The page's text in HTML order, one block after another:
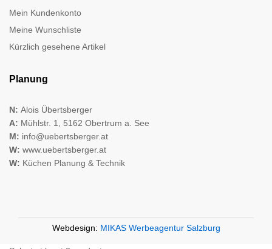
Mein Kundenkonto
Meine Wunschliste
Kürzlich gesehene Artikel
Planung
N: Alois Übertsberger
A: Mühlstr. 1, 5162 Obertrum a. See
M: info@uebertsberger.at
W: www.uebertsberger.at
W: Küchen Planung & Technik
Webdesign: MIKAS Werbeagentur Salzburg